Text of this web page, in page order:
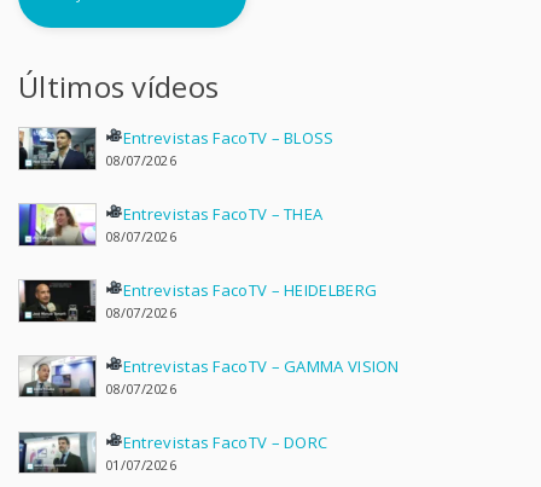
Últimos vídeos
Entrevistas FacoTV – BLOSS
08/07/2026
Entrevistas FacoTV – THEA
08/07/2026
Entrevistas FacoTV – HEIDELBERG
08/07/2026
Entrevistas FacoTV – GAMMA VISION
08/07/2026
Entrevistas FacoTV – DORC
01/07/2026